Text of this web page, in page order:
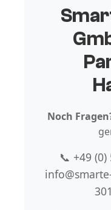
Noch
📞 +49